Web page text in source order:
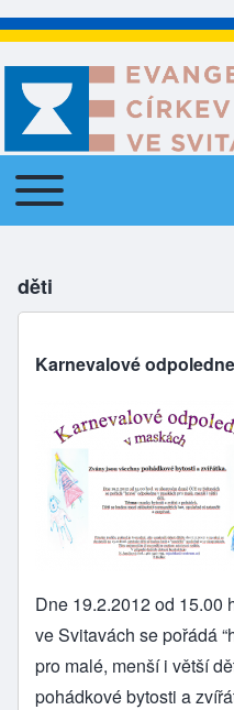
Main navigation
Toggle main menu
děti
Karnevalové
Dne 19.2.2012 od 15.00
ve Svitavách se pořádá
pro malé, menší i větší
pohádkové bytosti a